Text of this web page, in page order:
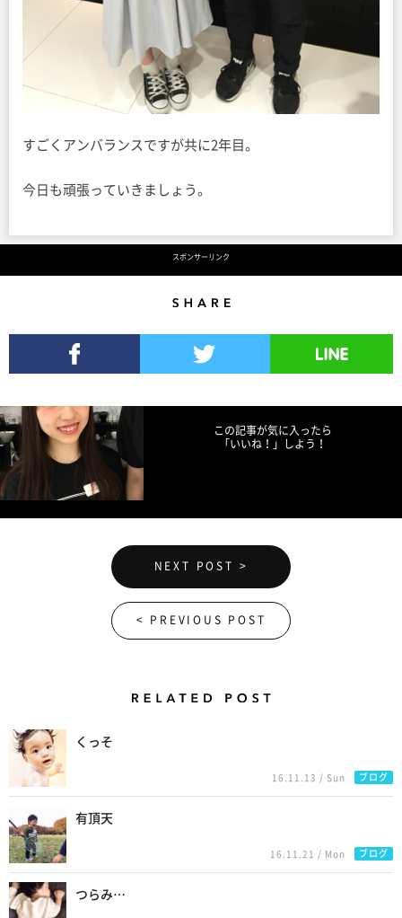
すごくアンバランスですが共に2年目。
今日も頑張っていきましょう。
スポンサーリンク
この記事が気に入ったら
「いいね！」しよう！
NEXT POST >
< PREVIOUS POST
くっそ
16.11.13 / Sun ブログ
有頂天
16.11.21 / Mon ブログ
つらみ…